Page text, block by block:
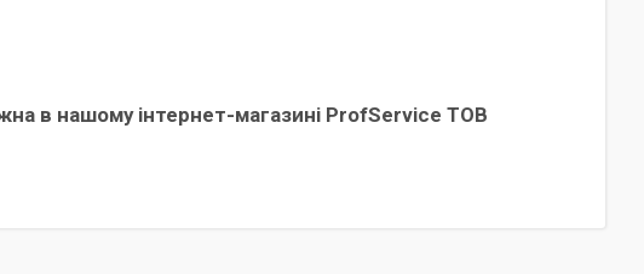
в нашому інтернет-магазині ProfService ТОВ